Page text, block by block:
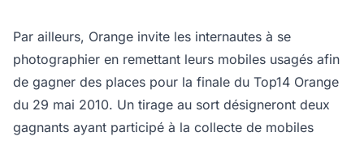
Par ailleurs, Orange invite les internautes à se
photographier en remettant leurs mobiles usagés afin
de gagner des places pour la finale du Top14 Orange
du 29 mai 2010. Un tirage au sort désigneront deux
gagnants ayant participé à la collecte de mobiles